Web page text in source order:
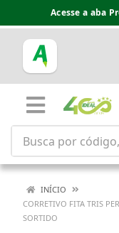
Acesse a aba
INÍCIO
CORRETIVO FITA TRIS
SORTIDO